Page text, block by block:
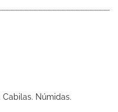
Cabilas. Númidas.